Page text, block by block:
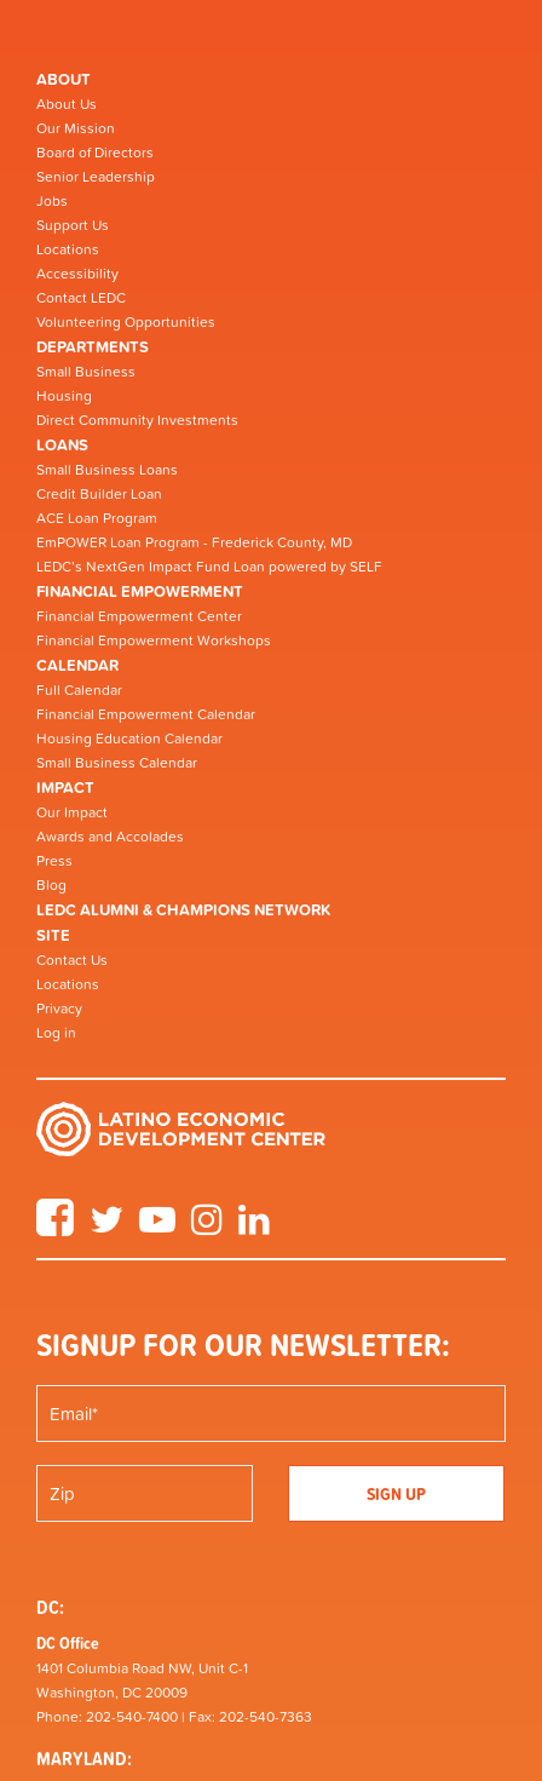
ABOUT
About Us
Our Mission
Board of Directors
Senior Leadership
Jobs
Support Us
Locations
Accessibility
Contact LEDC
Volunteering Opportunities
DEPARTMENTS
Small Business
Housing
Direct Community Investments
LOANS
Small Business Loans
Credit Builder Loan
ACE Loan Program
EmPOWER Loan Program - Frederick County, MD
LEDC’s NextGen Impact Fund Loan powered by SELF
FINANCIAL EMPOWERMENT
Financial Empowerment Center
Financial Empowerment Workshops
CALENDAR
Full Calendar
Financial Empowerment Calendar
Housing Education Calendar
Small Business Calendar
IMPACT
Our Impact
Awards and Accolades
Press
Blog
LEDC ALUMNI & CHAMPIONS NETWORK
SITE
Contact Us
Locations
Privacy
Log in
FacebookTwitter YouTube Instagram
SIGNUP FOR OUR NEWSLETTER:
DC:
DC Office
1401 Columbia Road NW, Unit C-1
Washington, DC 20009
Phone: 202-540-7400 | Fax: 202-540-7363
MARYLAND: